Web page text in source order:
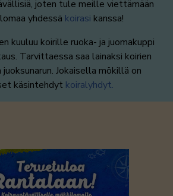
joten tule meille viettämään
yhdessä koirasi kanssa!
kuuluu koirille ruoka- ja juomakuppi
Tarvittaessa saa lainaksi koirien
Jokaisella mökillä on
käsintehdyt koiralyhdyt.